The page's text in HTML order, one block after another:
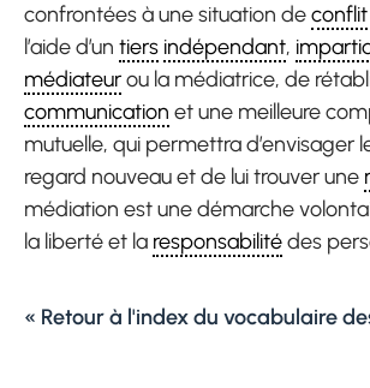
confrontées à une situation deconflit
l’aide d’un tiers indépendant,
médiateurou la médiatrice, de
communication et une meilleure
mutuelle, qui permettra d’envisager
regard nouveau et de lui trouver une
médiation est une démarche
la liberté et la responsabilitédes
« Retour à l'index du vocabulaire